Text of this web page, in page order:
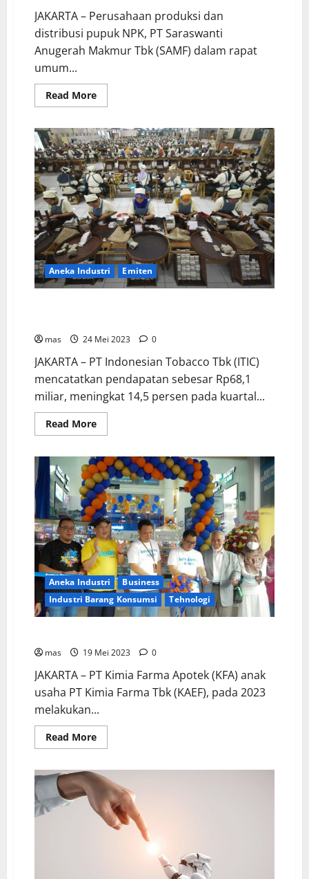
JAKARTA – Perusahaan produksi dan
distribusi pupuk NPK, PT Saraswanti
Anugerah Makmur Tbk (SAMF) dalam rapat
umum...
Read More
Aneka Industri Emiten
mas 24 Mei 2023 0
JAKARTA – PT Indonesian Tobacco Tbk (ITIC)
mencatatkan pendapatan sebesar Rp68,1
miliar, meningkat 14,5 persen pada kuartal...
Read More
Aneka Industri
Business
Industri Barang Konsumsi
Tehnologi
mas 19 Mei 2023 0
JAKARTA – PT Kimia Farma Apotek (KFA) anak
usaha PT Kimia Farma Tbk (KAEF), pada 2023
melakukan...
Read More